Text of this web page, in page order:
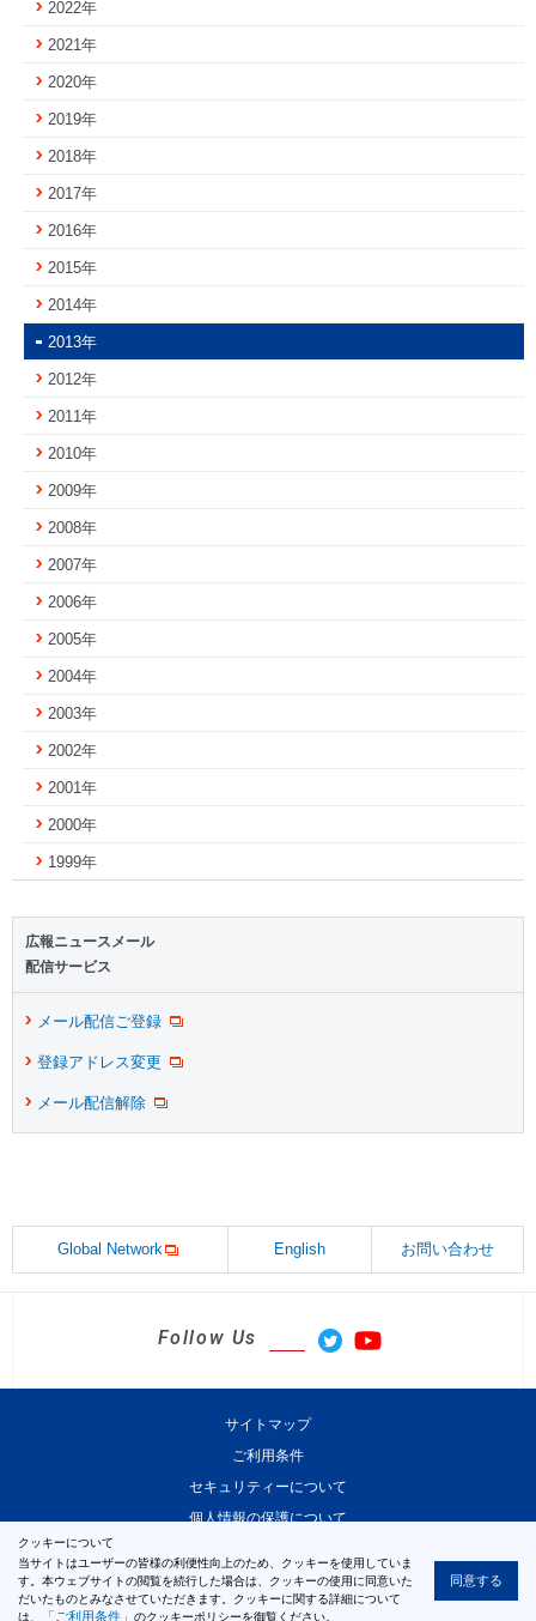
2022年
2021年
2020年
2019年
2018年
2017年
2016年
2015年
2014年
2013年
2012年
2011年
2010年
2009年
2008年
2007年
2006年
2005年
2004年
2003年
2002年
2001年
2000年
1999年
広報ニュースメール
配信サービス
メール配信ご登録
登録アドレス変更
メール配信解除
同意する
クッキーについて
当サイトはユーザーの皆様の利便性向上のため、クッキーを使用していま
す。本ウェブサイトの閲覧を続行した場合は、クッキーの使用に同意いた
だいたものとみなさせていただきます。クッキーに関する詳細について
は、
「ご利用条件」 のクッキーポリシーを御覧ください。
Global Network English お問い合わせ
Follow Us
サイトマップ
ご利用条件
セキュリティーについて
個人情報の保護について
© 2000-2026 MinebeaMitsumi Inc.